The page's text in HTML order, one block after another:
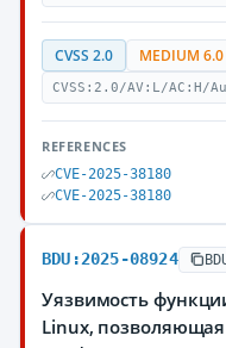
CVSS 2.0 MEDIUM 6.0
CVSS:2.0/AV:L/AC:H/
REFERENCES
CVE-2025-38180
CVE-2025-38180
BDU:2025-08924
Уязвимость
Linux,